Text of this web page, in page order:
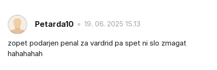
Petarda10 19. 06. 2025 15.13
zopet podarjen penal za vardrid pa spet ni slo zmagat
hahahahah